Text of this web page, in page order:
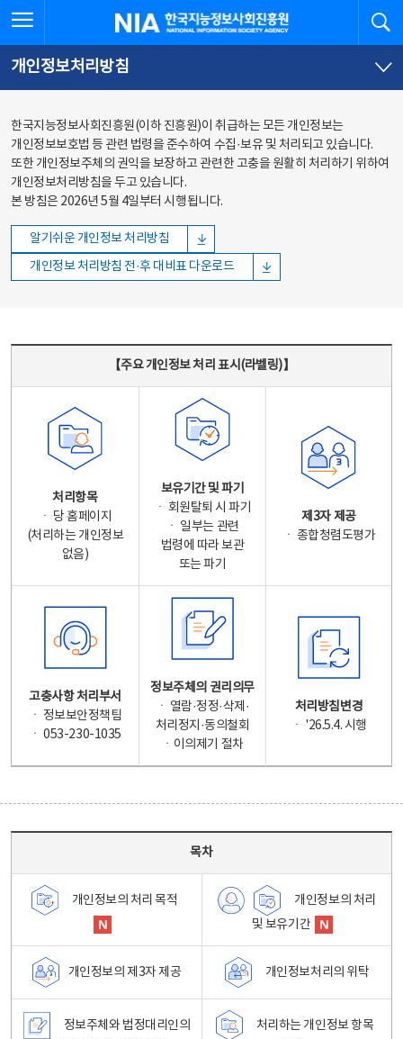
바로가기
바로가기
한국지능정보사회진흥원
개인정보처리방침
한국지능정보사회진흥원(이하 진흥원)이 취급하는 모든 개인정보는
개인정보보호법 등 관련 법령을 준수하여 수집·보유 및 처리되고 있습니다.
또한 개인정보주체의 권익을 보장하고 관련한 고충을 원활히 처리하기 위하여
개인정보처리방침을 두고 있습니다.
본 방침은 2026년 5월 4일부터 시행됩니다.
알기쉬운 개인정보 처리방침
개인정보 처리방침 전·후 대비표 다운로드
【주요 개인정보 처리 표시(라벨링)】
처리항목
ㆍ 당 홈페이지
(처리하는 개인정보
없음)
보유기간 및 파기
ㆍ 회원탈퇴 시 파기
ㆍ 일부는 관련
법령에 따라 보관
또는 파기
제3자 제공
ㆍ 종합청렴도평가
고충사항 처리부서
ㆍ 정보보안정책팀
ㆍ 053-230-1035
정보주체의 권리의무
ㆍ 열람·정정·삭제·
처리정지·동의철회
ㆍ이의제기 절차
처리방침변경
ㆍ '26.5.4. 시행
목차
개인정보의 처리 목적
개인정보의 처리
및 보유기간
개인정보의 제3자 제공 개인정보처리의 위탁
정보주체와 법정대리인의
처리하는 개인정보 항목